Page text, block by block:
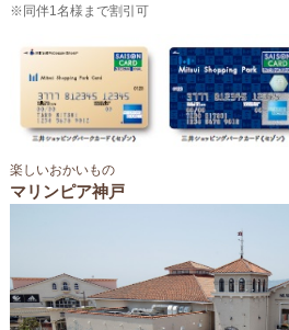
※同伴1名様まで割引可
楽しいおかいもの
マリンピア神戸